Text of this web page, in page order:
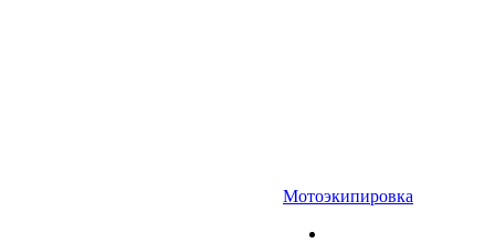
Мотоэкипировка